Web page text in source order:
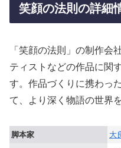
笑顔の法則の詳細
「笑顔の法則」の制作会
ティストなどの作品に関
す。作品づくりに携わっ
て、より深く物語の世界
脚本家 大